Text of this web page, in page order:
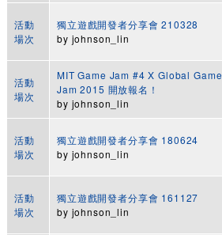
活動
場次
獨立遊戲開發者分享會 210328
by johnson_lin
活動
場次
MIT Game Jam #4 X Global Game
Jam 2015 開放報名！
by johnson_lin
活動
場次
獨立遊戲開發者分享會 180624
by johnson_lin
活動
場次
獨立遊戲開發者分享會 161127
by johnson_lin